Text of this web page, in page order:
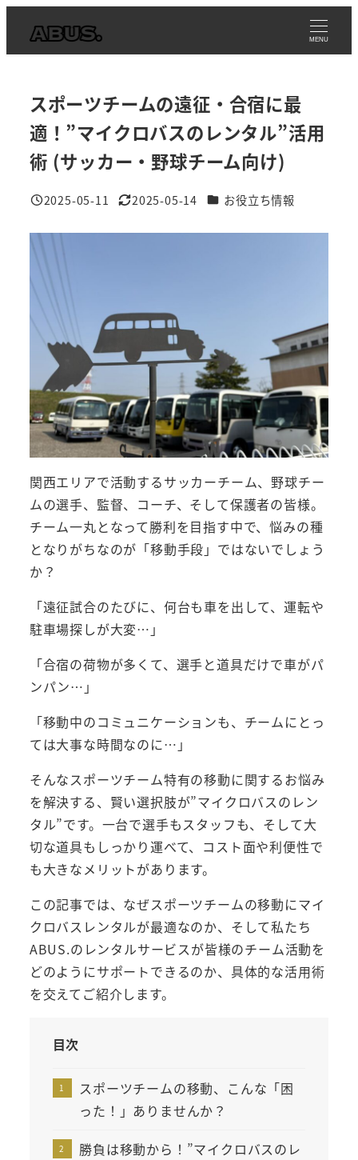
MENU
スポーツチームの遠征・合宿に最
適！”マイクロバスのレンタル”活用
術 (サッカー・野球チーム向け)
投稿日
2025-05-11
更新日
2025-05-14 カテゴリー
お役立ち情報
関西エリアで活動するサッカーチーム、野球チー
ムの選手、監督、コーチ、そして保護者の皆様。
チーム一丸となって勝利を目指す中で、悩みの種
となりがちなのが「移動手段」ではないでしょう
か？
「遠征試合のたびに、何台も車を出して、運転や
駐車場探しが大変…」
「合宿の荷物が多くて、選手と道具だけで車がパ
ンパン…」
「移動中のコミュニケーションも、チームにとっ
ては大事な時間なのに…」
そんなスポーツチーム特有の移動に関するお悩み
を解決する、賢い選択肢が”マイクロバスのレン
タル”です。一台で選手もスタッフも、そして大
切な道具もしっかり運べて、コスト面や利便性で
も大きなメリットがあります。
この記事では、なぜスポーツチームの移動にマイ
クロバスレンタルが最適なのか、そして私たち
ABUS.のレンタルサービスが皆様のチーム活動を
どのようにサポートできるのか、具体的な活用術
を交えてご紹介します。
目次
スポーツチームの移動、こんな「困
った！」ありませんか？
勝負は移動から！”マイクロバスのレ